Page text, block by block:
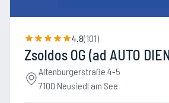
4.8(101)
Zsoldos OG (ad AUTO
Altenburgerstraße 4-5
7100 Neusiedl am See